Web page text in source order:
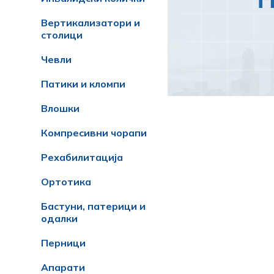
Вертикализатори и
столици
Чевли
Патики и кломпи
Влошки
Компресивни чорапи
Рехабилитација
Ортотика
Бастуни, патерици и
одалки
Перници
Апарати